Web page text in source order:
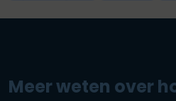
Meer weten over